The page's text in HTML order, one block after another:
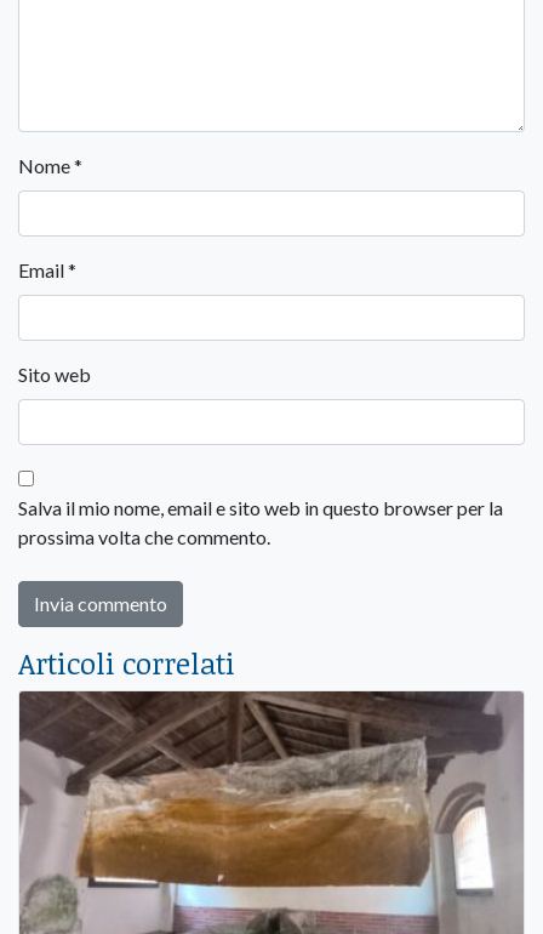
Nome*
Email*
Sito web
Salva il mio nome, email e sito web in questo browser per la
prossima volta che commento.
Articoli correlati